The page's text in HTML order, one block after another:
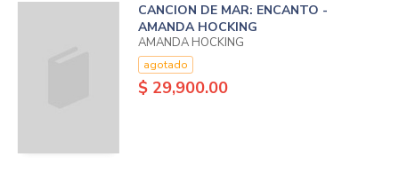
CANCION DE MAR: ENCANTO -
AMANDA HOCKING
AMANDA HOCKING
agotado
$ 29,900.00